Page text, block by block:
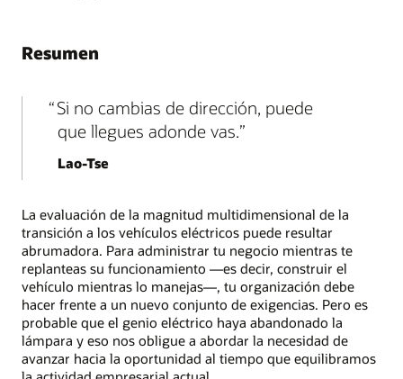
Resumen
Si no cambias de dirección, puede
que llegues adonde vas.
Lao-Tse
La evaluación de la magnitud multidimensional de la
transición a los vehículos eléctricos puede resultar
abrumadora. Para administrar tu negocio mientras te
replanteas su funcionamiento —es decir, construir el
vehículo mientras lo manejas—, tu organización debe
hacer frente a un nuevo conjunto de exigencias. Pero es
probable que el genio eléctrico haya abandonado la
lámpara y eso nos obligue a abordar la necesidad de
avanzar hacia la oportunidad al tiempo que equilibramos